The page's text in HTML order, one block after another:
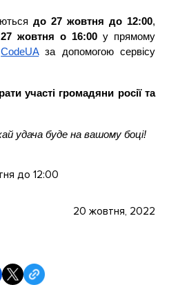
до 27 жовтня до 12:00,
27 жовтня о 16:00 у прямому
CodeUA
участі громадяни росії та
удача буде на вашому боці!
до 12:00
20 жовтня, 2022